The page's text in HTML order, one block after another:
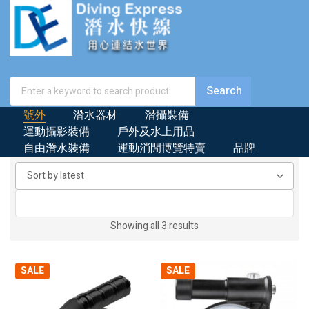
號外 潛水器材
潛攝裝備
運動攝影裝備
戶外及水上用品
自由潛水裝備
運動消閒博覽特賣 品牌
Showing all 3 results
SALE SALE